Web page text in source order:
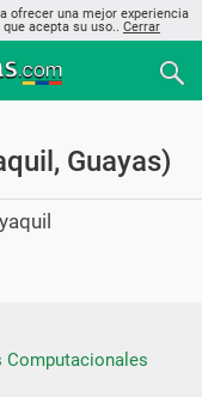
ofrecer una mejor experiencia
acepta su uso.. Cerrar
Guayas)
Computacionales